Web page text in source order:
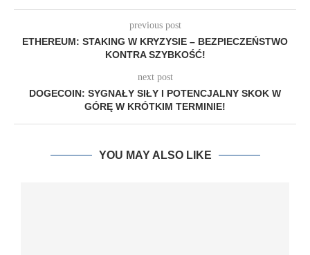
previous post
ETHEREUM: STAKING W KRYZYSIE – BEZPIECZEŃSTWO
KONTRA SZYBKOŚĆ!
next post
DOGECOIN: SYGNAŁY SIŁY I POTENCJALNY SKOK W
GÓRĘ W KRÓTKIM TERMINIE!
YOU MAY ALSO LIKE